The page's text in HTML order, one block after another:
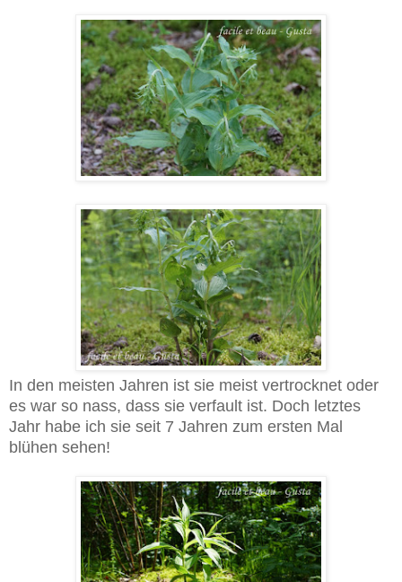
In den meisten Jahren ist sie meist vertrocknet oder
es war so nass, dass sie verfault ist. Doch letztes
Jahr habe ich sie seit 7 Jahren zum ersten Mal
blühen sehen!